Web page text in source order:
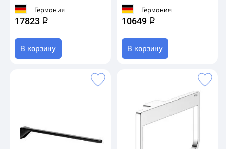
Германия
17823 q
В корзину
Германия
10649 q
В корзину